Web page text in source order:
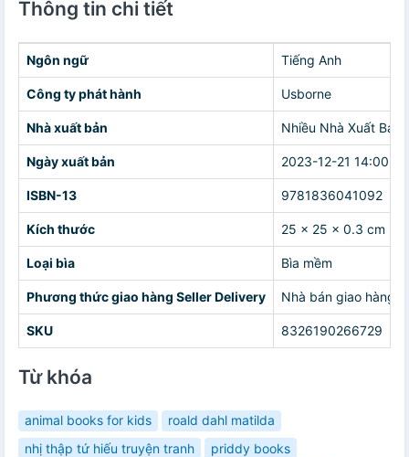
Thông tin chi tiết
Ngôn ngữ Tiếng Anh
Công ty phát hành Usborne
Nhà xuất bản Nhiều Nhà Xuất Bản
Ngày xuất bản 2023-12-21 14:00:00
ISBN-13 9781836041092
Kích thước 25 x 25 x 0.3 cm
Loại bìa Bìa mềm
Phương thức giao hàng Seller Delivery Nhà bán giao hàng
SKU 8326190266729
Từ khóa
animal books for kids
roald dahl matilda
nhị thập tứ hiếu truyện tranh
priddy books